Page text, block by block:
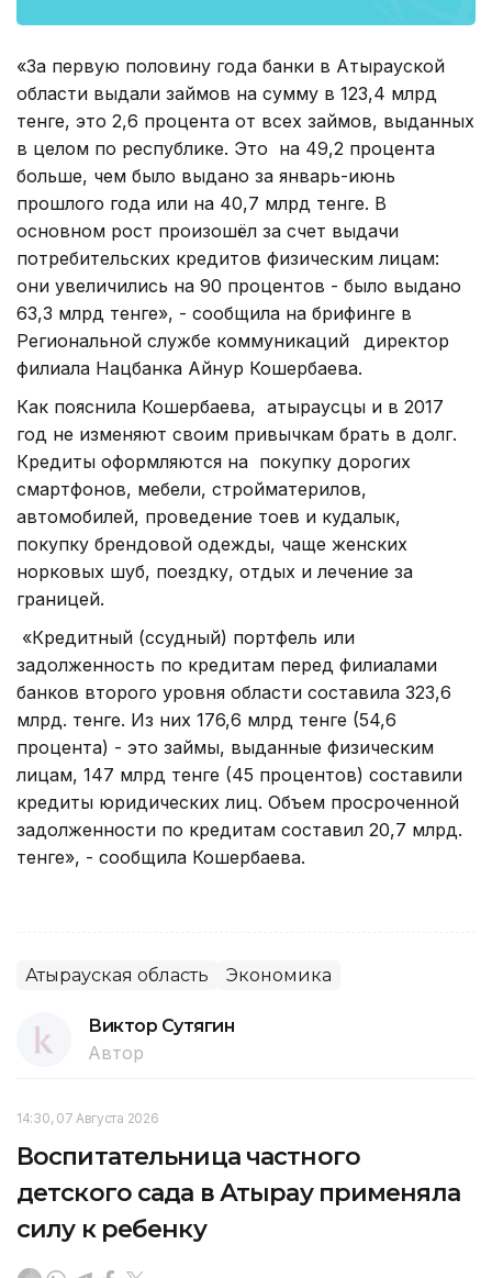
«За первую половину года банки в Атырауской
области выдали займов на сумму в 123,4 млрд
тенге, это 2,6 процента от всех займов, выданных
в целом по республике. Это на 49,2 процента
больше, чем было выдано за январь-июнь
прошлого года или на 40,7 млрд тенге. В
основном рост произошёл за счет выдачи
потребительских кредитов физическим лицам:
они увеличились на 90 процентов - было выдано
63,3 млрд тенге», - сообщила на брифинге в
Региональной службе коммуникаций
директор
филиала Нацбанка Айнур Кошербаева.
Как пояснила Кошербаева, атыраусцы и в 2017
год не изменяют своим привычкам брать в долг.
Кредиты оформляются на покупку дорогих
смартфонов, мебели, стройматерилов,
автомобилей, проведение тоев и кудалык,
покупку брендовой одежды, чаще женских
норковых шуб, поездку, отдых и лечение за
границей.
«Кредитный (ссудный) портфель или
задолженность по кредитам перед филиалами
банков второго уровня области составила 323,6
млрд. тенге. Из них 176,6 млрд тенге (54,6
процента) - это займы, выданные физическим
лицам, 147 млрд тенге (45 процентов) составили
кредиты юридических лиц. Объем просроченной
задолженности по кредитам составил 20,7 млрд.
тенге», - сообщила Кошербаева.
Атырауская область Экономика
Виктор Сутягин
Автор
14:30, 07 Августа 2026
Воспитательница частного
детского сада в Атырау применяла
силу к ребенку